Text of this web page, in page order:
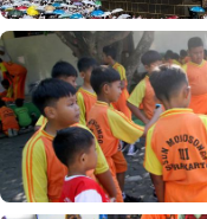
Nasional
Analisis – Ke mana
haji Indonesia? Ada
bisa kembali ke
Indonesia•08 Aug 2026